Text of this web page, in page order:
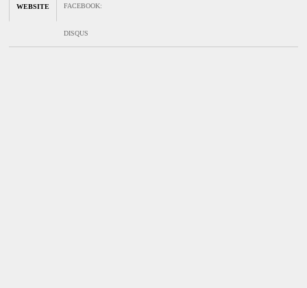
WEBSITE FACEBOOK:
DISQUS